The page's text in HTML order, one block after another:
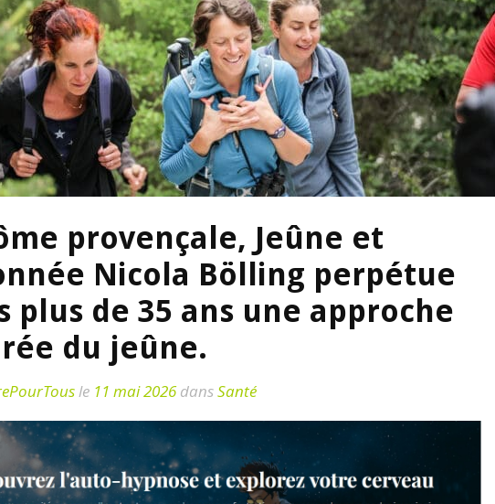
provençale, Jeûne et
Nicola Bölling perpétue
plus de 35 ans une approche
du jeûne.
le 11 mai 2026dansSanté